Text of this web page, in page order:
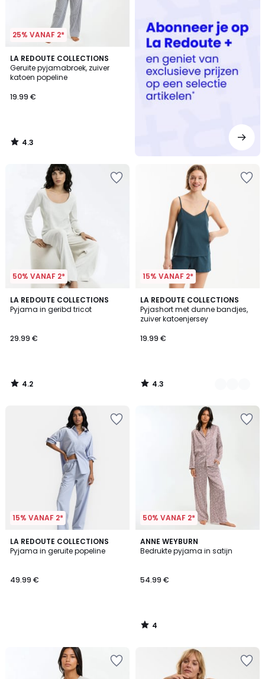
25% VANAF 2*
LA REDOUTE COLLECTIONS
Geruite pyjamabroek, zuiver
katoen popeline
19.99 €
4.3
/ 5
4.3
/
50% VANAF 2*
LA REDOUTE COLLECTIONS
Pyjama in geribd tricot
29.99 €
4.2
/ 5
4.2
/
15% VANAF 2*
LA REDOUTE COLLECTIONS
Pyjashort met dunne bandjes,
zuiver katoenjersey
19.99 €
4.3
/ 5
2
Kleuren
4.3
/
15% VANAF 2*
LA REDOUTE COLLECTIONS
Pyjama in geruite popeline
49.99 €
50% VANAF 2*
ANNE WEYBURN
Bedrukte pyjama in satijn
54.99 €
4
/
4
/